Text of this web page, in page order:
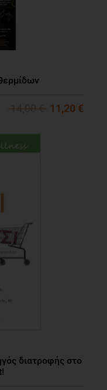
14,00 € 11,20 €
διατροφής στο